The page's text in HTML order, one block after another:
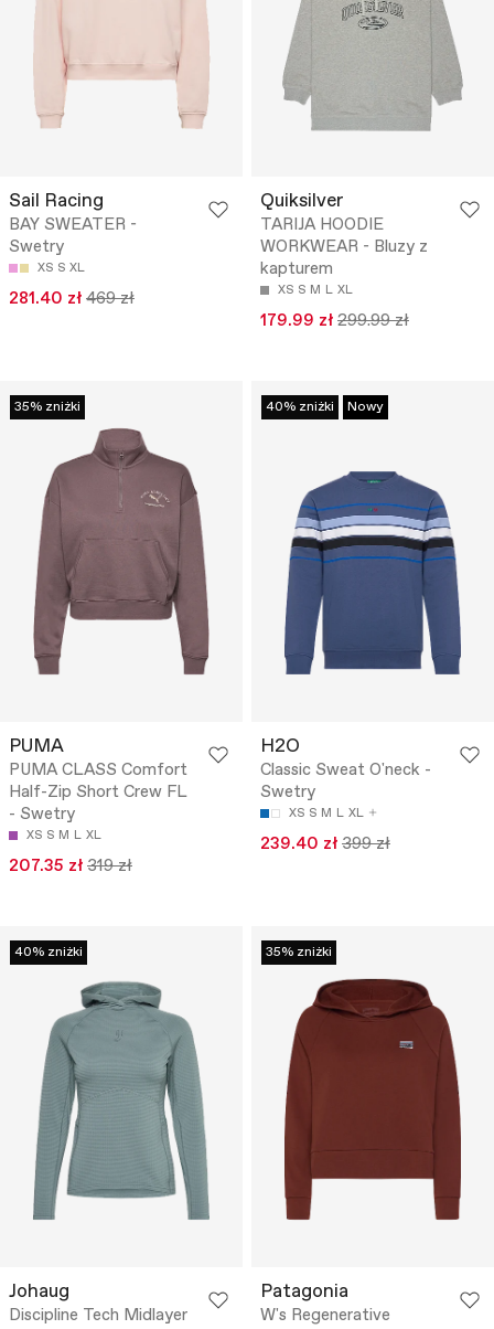
Sail Racing
BAY SWEATER -
Swetry
XS S XL
281.40 zł 469 zł
Quiksilver
TARIJA HOODIE
WORKWEAR - Bluzy z
kapturem
XS S M L XL
179.99 zł 299.99 zł
35% zniżki
PUMA
PUMA CLASS Comfort
Half-Zip Short Crew FL
- Swetry
XS S M L XL
207.35 zł 319 zł
40% zniżki Nowy
H2O
Classic Sweat O'neck -
Swetry
XS S M L XL
239.40 zł 399 zł
40% zniżki
Johaug
Discipline Tech Midlayer
35% zniżki
Patagonia
W's Regenerative